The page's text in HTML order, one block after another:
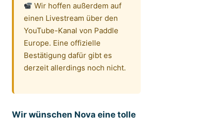
Wir hoffen außerdem auf
einen Livestream über den
YouTube-Kanal von Paddle
Europe. Eine offizielle
Bestätigung dafür gibt es
derzeit allerdings noch nicht.
Wir wünschen Nova eine tolle